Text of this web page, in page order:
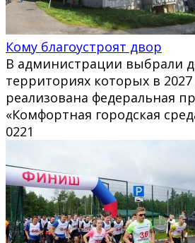
Кому благоустроят двор
В администрации выбрали
территориях которых в 2027
реализована федеральная
«Комфортная городская
0221